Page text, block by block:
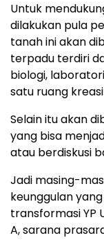
Untuk
dilakukan pula
tanah ini akan
terpadu terdiri
biologi,
satu ruang kreasi
Selain itu akan
yang bisa
atau berdiskusi
Jadi masing-
keunggulan
transformasi YP
A, sarana